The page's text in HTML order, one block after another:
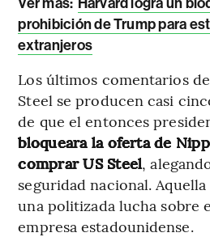
prohibición de Trump para
extranjeros
Los últimos comentarios
Steel se producen casi
de que el entonces
bloqueara la oferta de
comprar US Steel,
seguridad nacional.
una politizada lucha sobre
empresa estadounidense.